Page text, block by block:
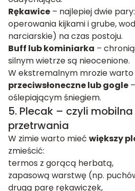
Rękawice – najlepiej dwie
operowania kijkami i grube,
narciarskie) na czas postoju.
Buff lub kominiarka –
silnym wietrze są nieocenione.
W ekstremalnym mrozie
przeciwsłoneczne lub gogle
oślepiającym śniegiem.
5. Plecak – czyli
przetrwania
W zimie warto mieć większy
zmieścić:
termos z gorącą herbatą,
zapasową warstwę (np.
drugą parę rękawiczek,